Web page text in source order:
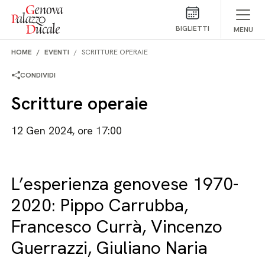
Salta al contenuto
BIGLIETTI MENU
HOME EVENTI SCRITTURE OPERAIE
CONDIVIDI
Scritture operaie
12 Gen 2024, ore 17:00
L’esperienza genovese 1970-
2020: Pippo Carrubba,
Francesco Currà, Vincenzo
Guerrazzi, Giuliano Naria